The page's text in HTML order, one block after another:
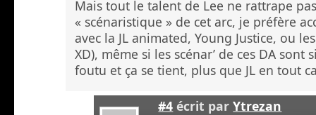
Mais tout le talent de Lee ne rattrape
« scénaristique » de cet arc, je préfère
avec la JL animated, Young Justice, ou
XD), même si les scénar’ de ces DA sont
foutu et ça se tient, plus que JL en tout
#4 écrit parYtrezan